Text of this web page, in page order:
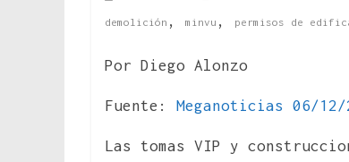
demolición , minvu , permisos de
Por Diego Alonzo
Fuente: Meganoticias 06/12/
Las tomas VIP y